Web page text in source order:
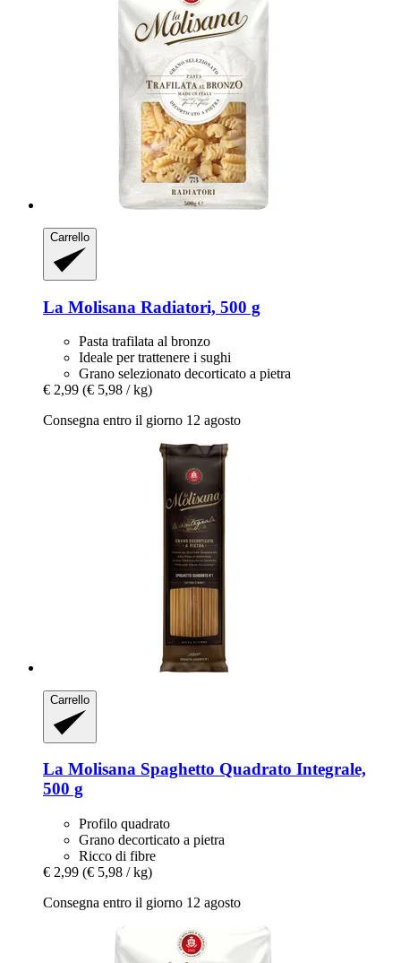
Carrello
La Molisana Radiatori, 500 g
Pasta trafilata al bronzo
Ideale per trattenere i sughi
Grano selezionato decorticato a pietra
€ 2,99 (€ 5,98 / kg)
Consegna entro il giorno 12 agosto
Carrello
La Molisana Spaghetto Quadrato Integrale,
500 g
Profilo quadrato
Grano decorticato a pietra
Ricco di fibre
€ 2,99 (€ 5,98 / kg)
Consegna entro il giorno 12 agosto